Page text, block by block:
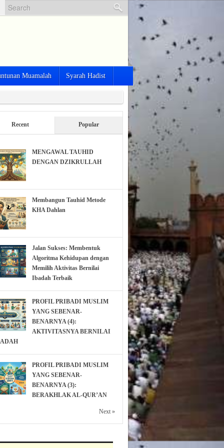
Muamalah Syarah Hadist
Recent Popular
MENGAWAL TAUHID
DENGAN DZIKRULLAH
Membangun Tauhid Metode
KHA Dahlan
Jalan Sukses: Membentuk
Algoritma Kehidupan dengan
Memilih Aktivitas Bernilai
Ibadah Terbaik
PROFIL PRIBADI MUSLIM
YANG SEBENAR-
BENARNYA (4):
AKTIVITASNYA BERNILAI
PROFIL PRIBADI MUSLIM
YANG SEBENAR-
BENARNYA (3):
BERAKHLAK AL-QUR’AN
Next »